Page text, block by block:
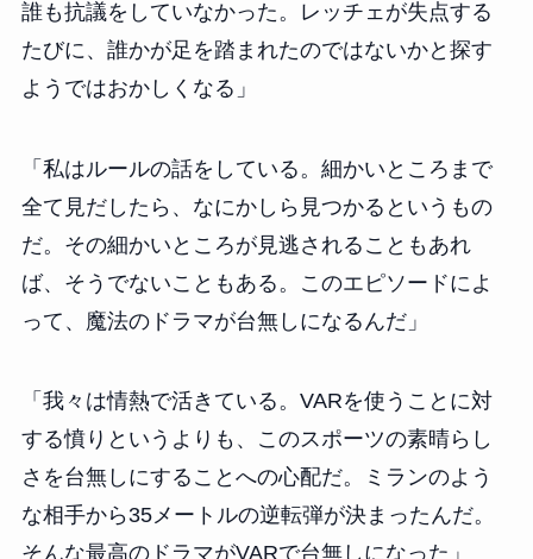
誰も抗議をしていなかった。レッチェが失点する
たびに、誰かが足を踏まれたのではないかと探す
ようではおかしくなる」
「私はルールの話をしている。細かいところまで
全て見だしたら、なにかしら見つかるというもの
だ。その細かいところが見逃されることもあれ
ば、そうでないこともある。このエピソードによ
って、魔法のドラマが台無しになるんだ」
「我々は情熱で活きている。VARを使うことに対
する憤りというよりも、このスポーツの素晴らし
さを台無しにすることへの心配だ。ミランのよう
な相手から35メートルの逆転弾が決まったんだ。
そんな最高のドラマがVARで台無しになった」